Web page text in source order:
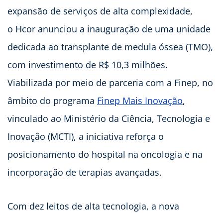
expansão de serviços de alta complexidade,
o Hcor anunciou a inauguração de uma unidade
dedicada ao transplante de medula óssea (TMO),
com investimento de R$ 10,3 milhões.
Viabilizada por meio de parceria com a Finep, no
âmbito do programa Finep Mais Inovação,
vinculado ao Ministério da Ciência, Tecnologia e
Inovação (MCTI), a iniciativa reforça o
posicionamento do hospital na oncologia e na
incorporação de terapias avançadas.
Com dez leitos de alta tecnologia, a nova